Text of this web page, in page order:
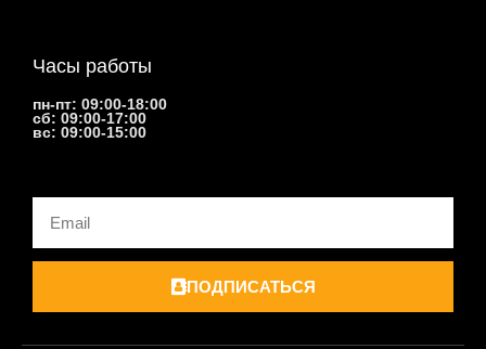
Часы работы
пн-пт: 09:00-18:00
сб: 09:00-17:00
вс: 09:00-15:00
Email
ПОДПИСАТЬСЯ